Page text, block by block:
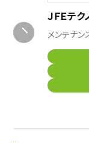
ＪＦＥテク
メンテナン